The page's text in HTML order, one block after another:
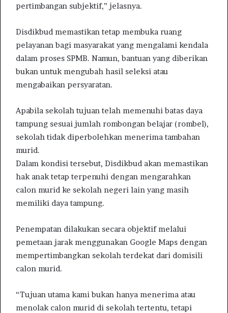
pertimbangan subjektif,” jelasnya.
Disdikbud memastikan tetap membuka ruang
pelayanan bagi masyarakat yang mengalami kendala
dalam proses SPMB. Namun, bantuan yang diberikan
bukan untuk mengubah hasil seleksi atau
mengabaikan persyaratan.
Apabila sekolah tujuan telah memenuhi batas daya
tampung sesuai jumlah rombongan belajar (rombel),
sekolah tidak diperbolehkan menerima tambahan
murid.
Dalam kondisi tersebut, Disdikbud akan memastikan
hak anak tetap terpenuhi dengan mengarahkan
calon murid ke sekolah negeri lain yang masih
memiliki daya tampung.
Penempatan dilakukan secara objektif melalui
pemetaan jarak menggunakan Google Maps dengan
mempertimbangkan sekolah terdekat dari domisili
calon murid.
“Tujuan utama kami bukan hanya menerima atau
menolak calon murid di sekolah tertentu, tetapi